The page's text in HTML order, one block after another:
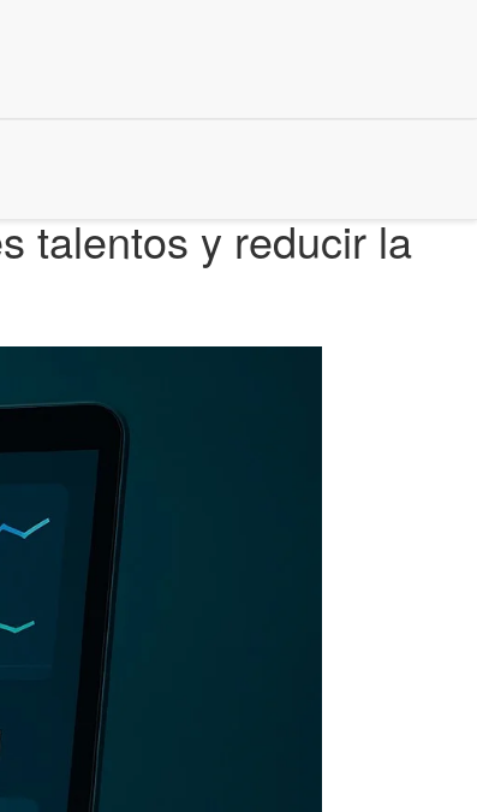
talentos y reducir la